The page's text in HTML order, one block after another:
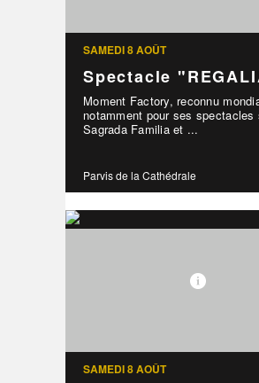
SAMEDI 8 AOÛT
Spectacle
Moment Factory, reconnu
notamment pour ses spectacles
Sagrada Familia et ...
Parvis de la Cathédrale
SAMEDI 8 AOÛT